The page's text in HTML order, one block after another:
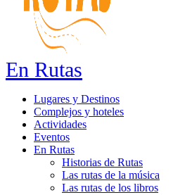
En Rutas
Lugares y Destinos
Complejos y hoteles
Actividades
Eventos
En Rutas
Historias de Rutas
Las rutas de la música
Las rutas de los libros